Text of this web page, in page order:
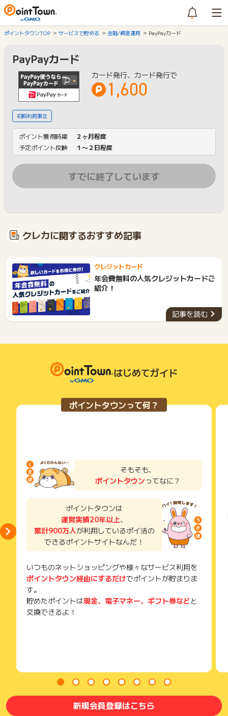
ポイントタウンTOP サービスで貯める 金融/資産運用 PayPayカード
PayPayカード
カード発行、カード発行で
1,600
初回利用限定
ポイント獲得時期
２ヶ月程度
予定ポイント反映
１〜２日程度
すでに終了しています
クレカに関するおすすめ記事
クレジットカード
年会費無料の人気クレジットカードご
紹介！
記事を読む
はじめてガイド
ポイントタウンって何？
そもそも、
ポイントタウンってなに？
ポイントタウンは
運営実績20年以上、
累計900万人が利用しているポイ活の
できるポイントサイトなんだ！
いつものネットショッピングや様々なサービス利用を
ポイントタウン経由にするだけでポイントが貯まりま
す。
貯めたポイントは現金、電子マネー、ギフト券などと
交換できるよ！
新規会員登録はこちら